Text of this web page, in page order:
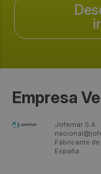
Empresa
Jofemar S.A
Fabricante
España